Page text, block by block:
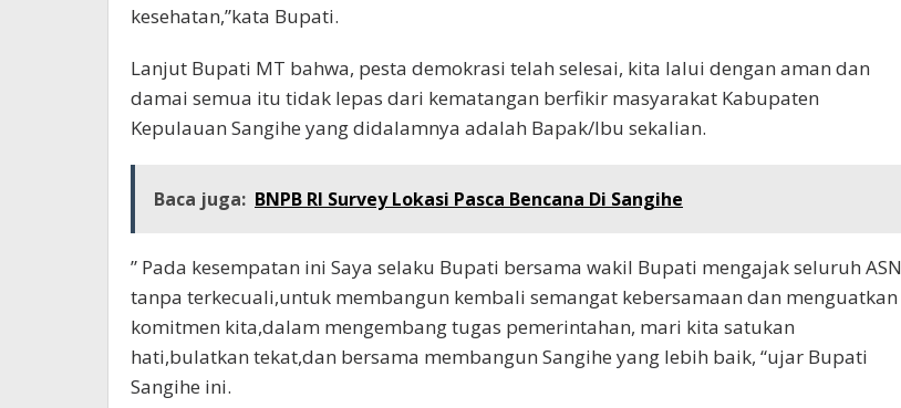
kesehatan,”kata Bupati.
Lanjut Bupati MT bahwa, pesta demokrasi telah selesai, kita lalui dengan aman dan
damai semua itu tidak lepas dari kematangan berfikir masyarakat Kabupaten
Kepulauan Sangihe yang didalamnya adalah Bapak/Ibu sekalian.
Baca juga: BNPB RI Survey Lokasi Pasca Bencana Di Sangihe
” Pada kesempatan ini Saya selaku Bupati bersama wakil Bupati mengajak seluruh ASN
tanpa terkecuali,untuk membangun kembali semangat kebersamaan dan menguatkan
komitmen kita,dalam mengembang tugas pemerintahan, mari kita satukan
hati,bulatkan tekat,dan bersama membangun Sangihe yang lebih baik, “ujar Bupati
Sangihe ini.